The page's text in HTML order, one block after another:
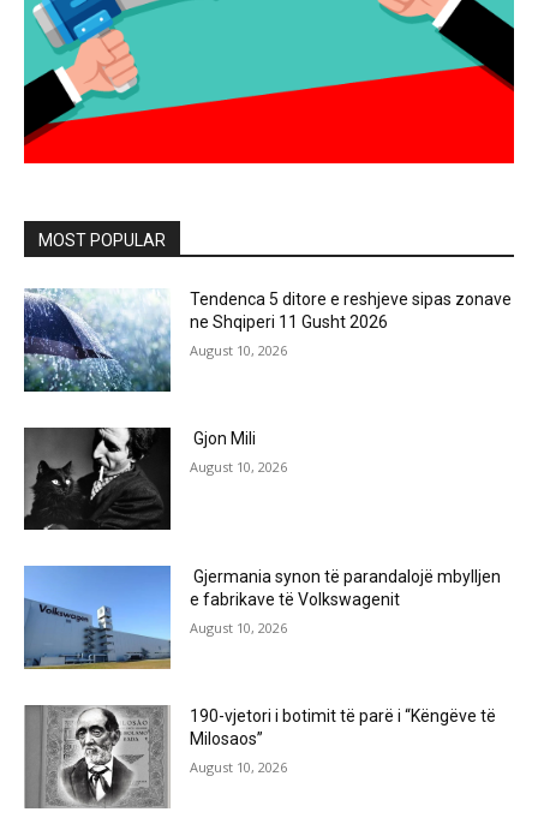
MOST POPULAR
Tendenca 5 ditore e reshjeve sipas zonave
ne Shqiperi 11 Gusht 2026
August 10, 2026
Gjon Mili
August 10, 2026
Gjermania synon të parandalojë mbylljen
e fabrikave të Volkswagenit
August 10, 2026
190-vjetori i botimit të parë i “Këngëve të
Milosaos”
August 10, 2026